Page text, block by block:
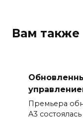
Вам также
Премьера
A3 состоялась